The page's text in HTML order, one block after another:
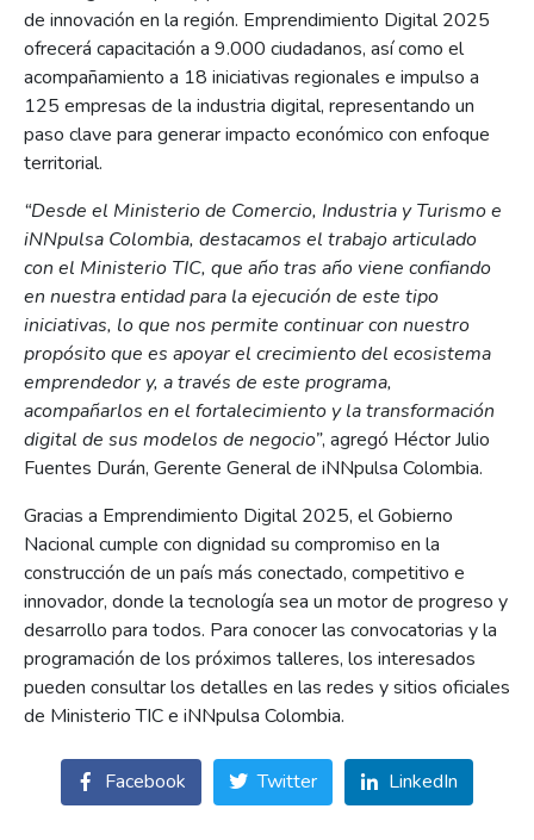
de innovación en la región. Emprendimiento Digital 2025
ofrecerá capacitación a 9.000 ciudadanos, así como el
acompañamiento a 18 iniciativas regionales e impulso a
125 empresas de la industria digital, representando un
paso clave para generar impacto económico con enfoque
territorial.
“Desde el Ministerio de Comercio, Industria y Turismo e
iNNpulsa Colombia, destacamos el trabajo articulado
con el Ministerio TIC, que año tras año viene confiando
en nuestra entidad para la ejecución de este tipo
iniciativas, lo que nos permite continuar con nuestro
propósito que es apoyar el crecimiento del ecosistema
emprendedor y, a través de este programa,
acompañarlos en el fortalecimiento y la transformación
digital de sus modelos de negocio”, agregó Héctor Julio
Fuentes Durán, Gerente General de iNNpulsa Colombia.
Gracias a Emprendimiento Digital 2025, el Gobierno
Nacional cumple con dignidad su compromiso en la
construcción de un país más conectado, competitivo e
innovador, donde la tecnología sea un motor de progreso y
desarrollo para todos. Para conocer las convocatorias y la
programación de los próximos talleres, los interesados
pueden consultar los detalles en las redes y sitios oficiales
de Ministerio TIC e iNNpulsa Colombia.
Facebook Twitter LinkedIn